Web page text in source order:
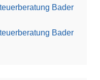
Bader
Bader